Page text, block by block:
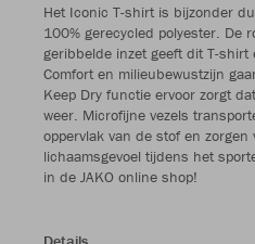
Het Iconic T-shirt is bijzonder
100% gerecycled polyester. De
geribbelde inzet geeft dit T-shirt
Comfort en milieubewustzijn
Keep Dry functie ervoor zorgt
weer. Microfijne vezels
oppervlak van de stof en zorgen
lichaamsgevoel tijdens het
in de JAKO online shop!